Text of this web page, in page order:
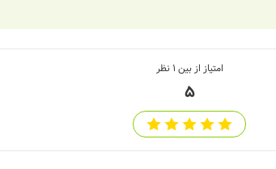
امتیاز از بین 1 نظر
5